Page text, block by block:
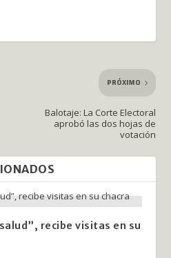
PRÓXIMO
Balotaje: La Corte Electoral
aprobó las dos hojas de
votación
recibe visitas en su